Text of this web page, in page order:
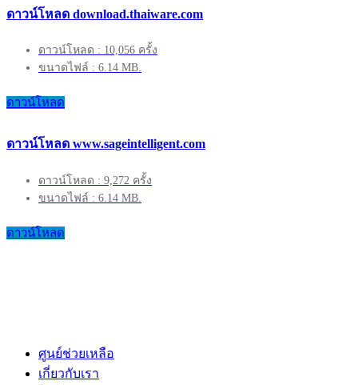
ดาวน์โหลด download.thaiware.com
ดาวน์โหลด : 10,056 ครั้ง
ขนาดไฟล์ : 6.14 MB.
ดาวน์โหลด
ดาวน์โหลด www.sageintelligent.com
ดาวน์โหลด : 9,272 ครั้ง
ขนาดไฟล์ : 6.14 MB.
ดาวน์โหลด
ศูนย์ช่วยเหลือ
เกี่ยวกับเรา